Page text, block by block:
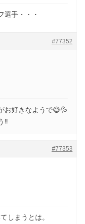
選手・・・
#77352
お好きなようで😅💦
‼️
#77353
しまうとは。